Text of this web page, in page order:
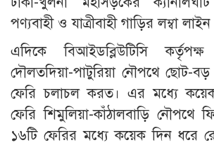
পণ্যবাহী ও যাত্রীবাহী গাড়ির লম্বা
এদিকে বিআইডব্লিউটিসি
দৌলতদিয়া-পাটুরিয়া নৌপথে ছোট-
ফেরি চলাচল করত। এর মধ্যে
ফেরি শিমুলিয়া-কাঁঠালবাড়ি নৌপথে
১৬টি ফেরির মধ্যে কয়েক দিন ধরে